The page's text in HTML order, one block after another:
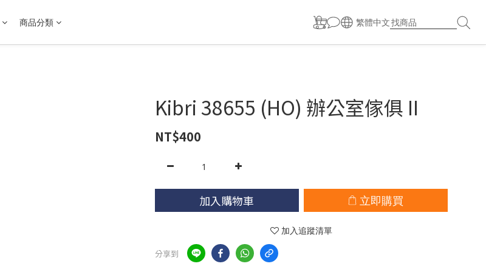
商品分類 繁體中文
Kibri 38655 (HO) 辦公室傢俱 II
NT$400
加入購物車 立即購買
加入追蹤清單
分享到